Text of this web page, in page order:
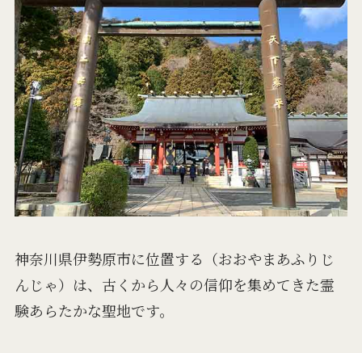
神奈川県伊勢原市に位置する（おおやまあふりじ
んじゃ）は、古くから人々の信仰を集めてきた霊
験あらたかな聖地です。